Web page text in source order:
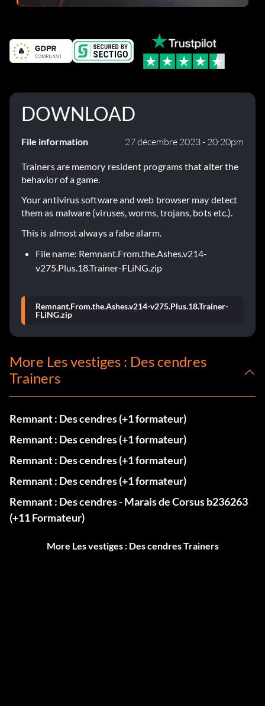
DOWNLOAD
File information 27 décembre 2023 - 20:20pm
Trainers are memory resident programs that alter the
behavior of a game.
Your antivirus software and web browser may detect
them as malware (viruses, worms, trojans, bots etc.).
This is almost always a false alarm.
File name: Remnant.From.the.Ashes.v214-
v275.Plus.18.Trainer-FLiNG.zip
Remnant.From.the.Ashes.v214-v275.Plus.18.Trainer-
FLiNG.zip
More Les vestiges : Des cendres
Trainers
Remnant : Des cendres (+1 formateur)
Remnant : Des cendres (+1 formateur)
Remnant : Des cendres (+1 formateur)
Remnant : Des cendres (+1 formateur)
Remnant : Des cendres - Marais de Corsus b236263
(+11 Formateur)
More Les vestiges : Des cendres Trainers